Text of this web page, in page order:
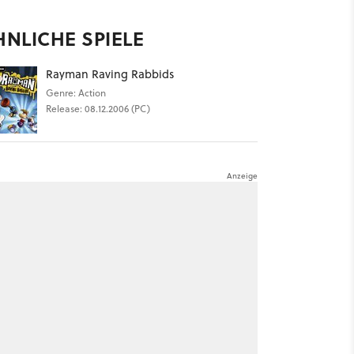
SPIELE
Rayman Raving Rabbids
Genre: Action
Release: 08.12.2006 (PC)